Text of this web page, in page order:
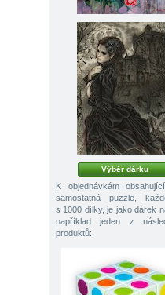
Výběr dárku
K objednávkám
samostatná puzzle,
s 1000 dílky, je jako dárek
například jeden z
produktů: